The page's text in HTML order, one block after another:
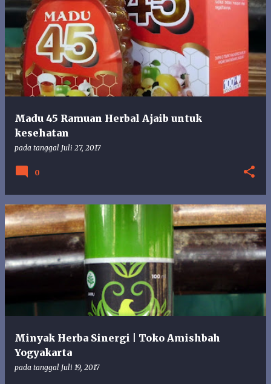
Madu 45 Ramuan Herbal Ajaib untuk
kesehatan
pada tanggal Juli 27, 2017
0
Minyak Herba Sinergi | Toko Amishbah
Yogyakarta
pada tanggal Juli 19, 2017